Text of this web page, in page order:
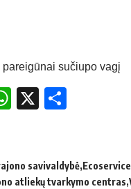
sučiupo vagį
WhatsApp
X
savivaldybė
atliekų tvarkymo centras